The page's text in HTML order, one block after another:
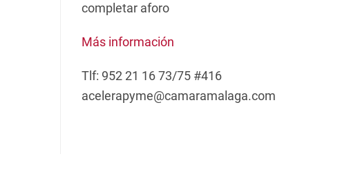
completar aforo
Más información
Tlf: 952 21 16 73/75 #416
acelerapyme@camaramalaga.com